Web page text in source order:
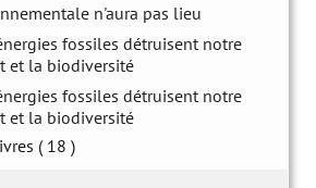
n'aura pas lieu
fossiles détruisent notre
et la biodiversité
fossiles détruisent notre
et la biodiversité
( 18 )